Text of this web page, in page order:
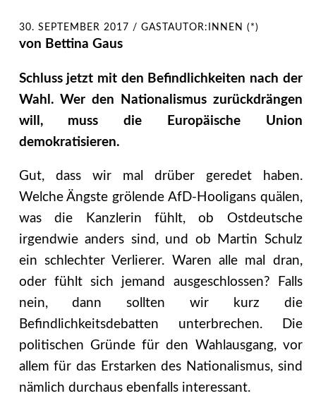
30. SEPTEMBER 2017 / GASTAUTOR:INNEN (*)
von Bettina Gaus
Schluss jetzt mit den Befindlichkeiten nach der
Wahl. Wer den Nationalismus zurückdrängen
will, muss die Europäische Union
demokratisieren.
Gut, dass wir mal drüber geredet haben.
Welche Ängste grölende AfD-Hooligans quälen,
was die Kanzlerin fühlt, ob Ostdeutsche
irgendwie anders sind, und ob Martin Schulz
ein schlechter Verlierer. Waren alle mal dran,
oder fühlt sich jemand ausgeschlossen? Falls
nein, dann sollten wir kurz die
Befindlichkeitsdebatten unterbrechen. Die
politischen Gründe für den Wahlausgang, vor
allem für das Erstarken des Nationalismus, sind
nämlich durchaus ebenfalls interessant.